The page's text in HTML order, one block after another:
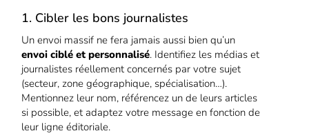
1. Cibler les bons journalistes
Un envoi massif ne fera jamais aussi bien qu’un
envoi ciblé et personnalisé. Identifiez les médias et
journalistes réellement concernés par votre sujet
(secteur, zone géographique, spécialisation…).
Mentionnez leur nom, référencez un de leurs articles
si possible, et adaptez votre message en fonction de
leur ligne éditoriale.